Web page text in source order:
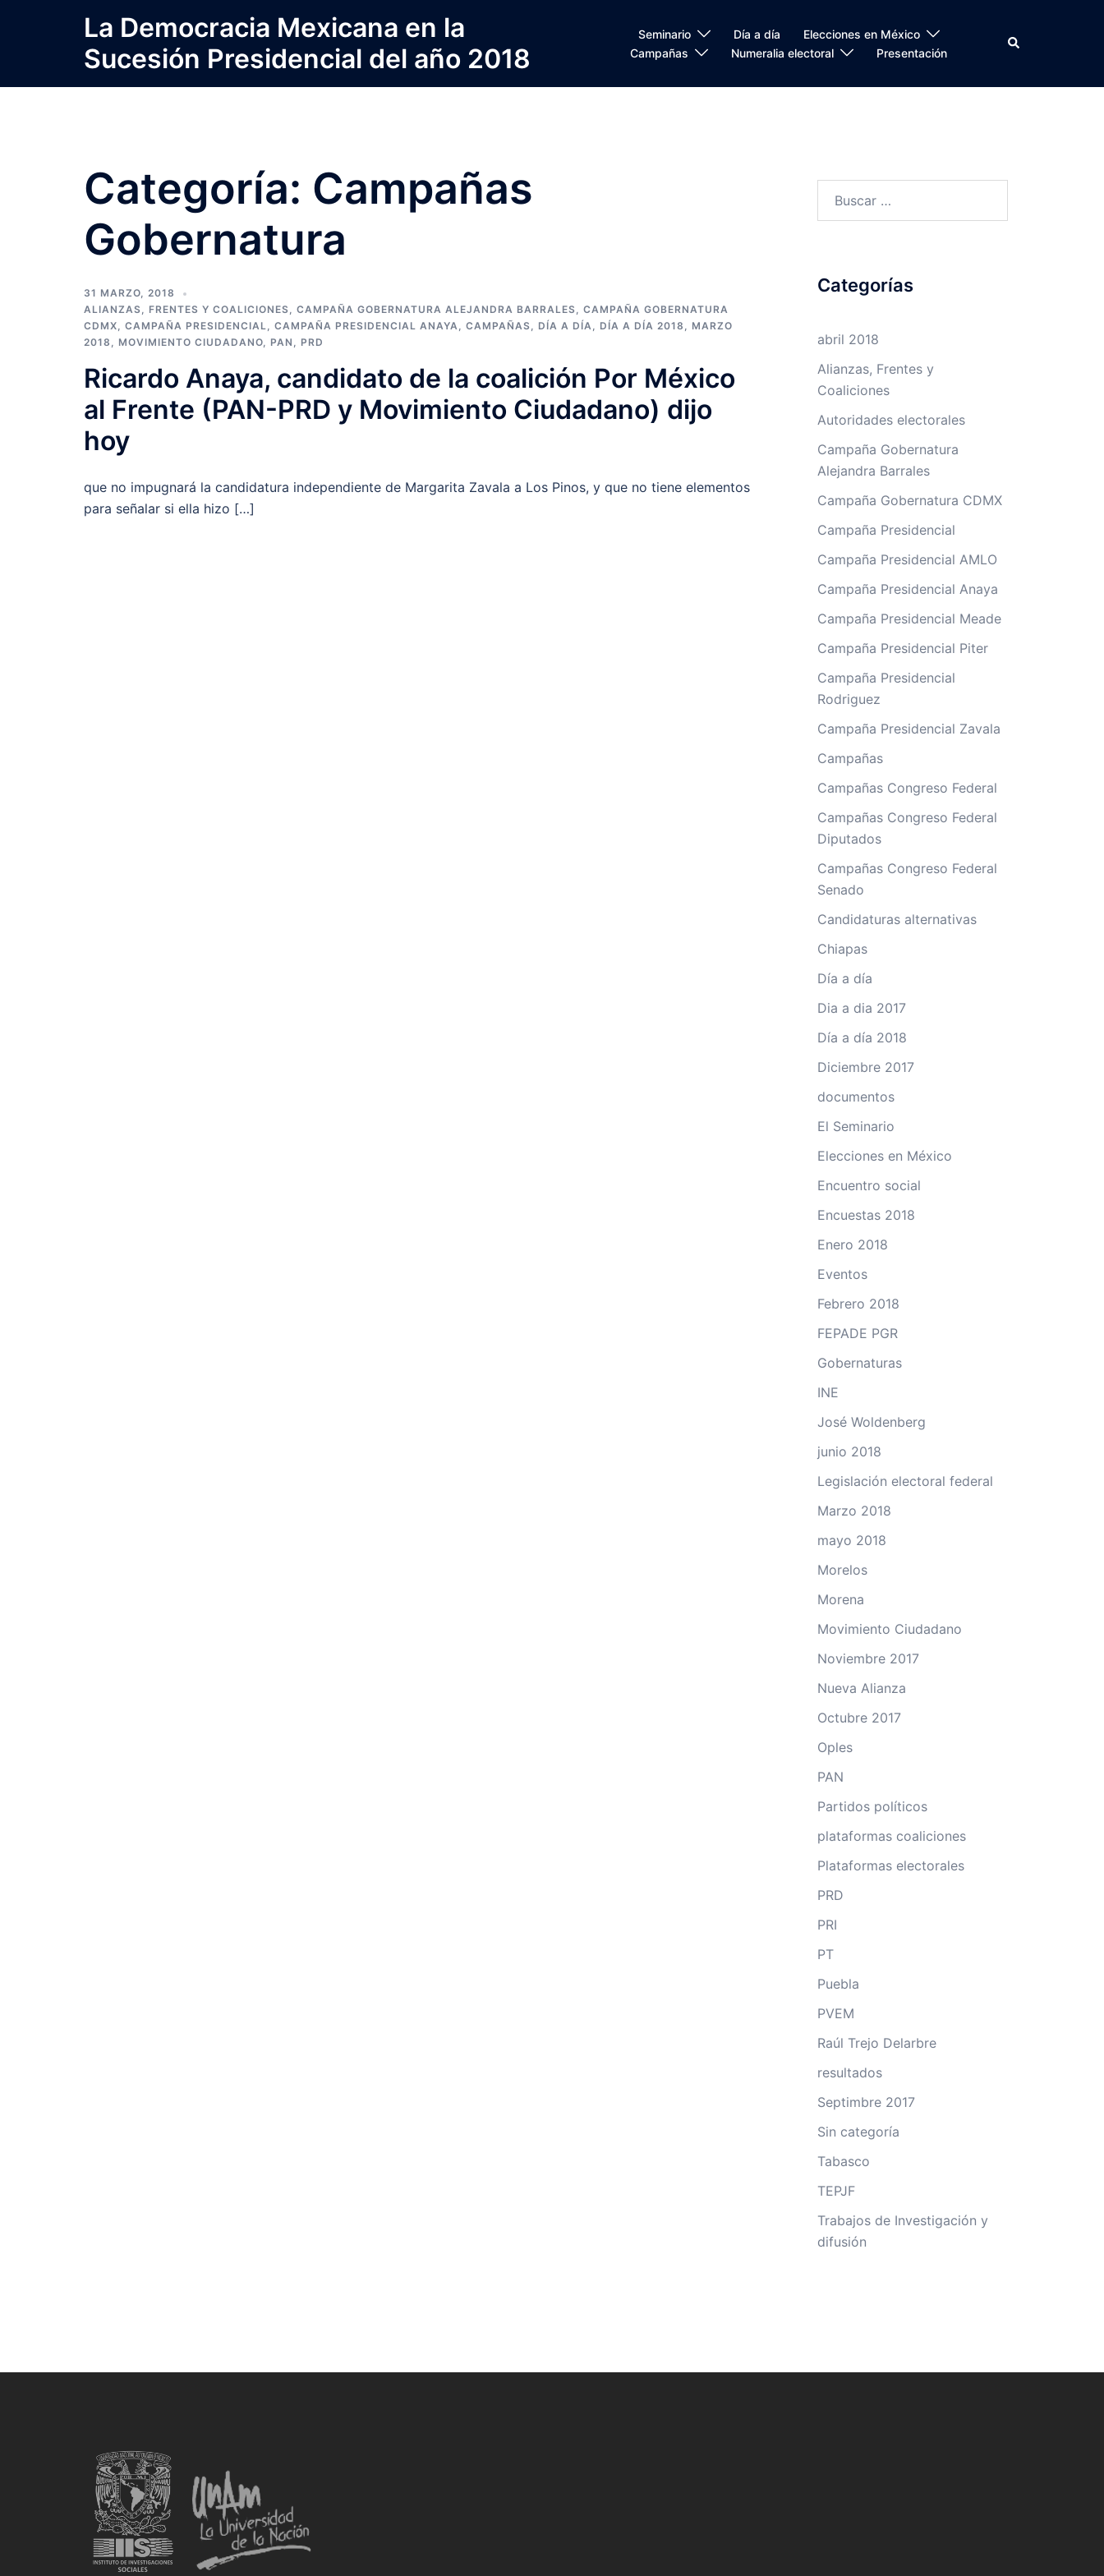
La Democracia Mexicana en la
Sucesión Presidencial del año 2018
Seminario Día a día
Elecciones en México
Campañas
Numeralia electoral Presentación
Search
Categoría: Campañas
Gobernatura
31 MARZO, 2018
ALIANZAS, FRENTES Y COALICIONES, CAMPAÑA GOBERNATURA ALEJANDRA BARRALES, CAMPAÑA GOBERNATURA
CDMX, CAMPAÑA PRESIDENCIAL, CAMPAÑA PRESIDENCIAL ANAYA, CAMPAÑAS, DÍA A DÍA, DÍA A DÍA 2018 , MARZO
2018 , MOVIMIENTO CIUDADANO, PAN , PRD
Ricardo Anaya, candidato de la coalición Por México
al Frente (PAN-PRD y Movimiento Ciudadano) dijo
hoy
que no impugnará la candidatura independiente de Margarita Zavala a Los Pinos, y que no tiene elementos
para señalar si ella hizo […]
Categorías
abril 2018
Alianzas, Frentes y
Coaliciones
Autoridades electorales
Campaña Gobernatura
Alejandra Barrales
Campaña Gobernatura CDMX
Campaña Presidencial
Campaña Presidencial AMLO
Campaña Presidencial Anaya
Campaña Presidencial Meade
Campaña Presidencial Piter
Campaña Presidencial
Rodriguez
Campaña Presidencial Zavala
Campañas
Campañas Congreso Federal
Campañas Congreso Federal
Diputados
Campañas Congreso Federal
Senado
Candidaturas alternativas
Chiapas
Día a día
Dia a dia 2017
Día a día 2018
Diciembre 2017
documentos
El Seminario
Elecciones en México
Encuentro social
Encuestas 2018
Enero 2018
Eventos
Febrero 2018
FEPADE PGR
Gobernaturas
INE
José Woldenberg
junio 2018
Legislación electoral federal
Marzo 2018
mayo 2018
Morelos
Morena
Movimiento Ciudadano
Noviembre 2017
Nueva Alianza
Octubre 2017
Oples
PAN
Partidos políticos
plataformas coaliciones
Plataformas electorales
PRD
PRI
PT
Puebla
PVEM
Raúl Trejo Delarbre
resultados
Septimbre 2017
Sin categoría
Tabasco
TEPJF
Trabajos de Investigación y
difusión